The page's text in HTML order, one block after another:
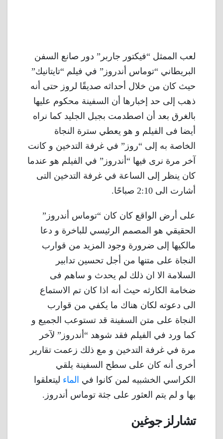
لعب الممثل “فيكتور جاربر” دور صانع السفن
البريطاني “توماس أندروز” في فيلم “تايتانيك”
حيث كان من خلال أحداثه صديقًا لروز حتى أنه
ذهب إلى حد إخبارها أن السفينة محكوم عليها
بالغرق بعد أن اصطدمت بجبل الجليد كما نراه
أيضا فى الفيلم و هو يعطي سترة النجاة
الخاصة به إلى “روز” في غرفة التدخين و كانت
آخر مرة نرى فيها “أندروز” في الفيلم هو عندما
كان ينظر إلى الساعة في غرفة التدخين التى
أشارت الى 2:10 صباحًا.
على أرض الواقع كان كان “توماس أندروز”
الحقيقي هو المصمم الرئيسي للباخرة و دعا
مالكيها إلى ضرورة وجود المزيد من قوارب
النجاة على متنها من أجل تحسين تدابير
السلامة الا ان ذلك لم يحدث و ساهم فى
ضخامة الكارثه حيث أنه اذا كان تم الاستماع
الى دعوته لكان هناك ما يكفي من قوارب
النجاة على متن السفينة قد تستوعب الجميع و
كما ورد في الفيلم فقد شوهد “أندروز” لآخر
مرة في غرفة التدخين و مع ذلك زعمت تقارير
أخرى أنه كان على سطح السفينة يلقي
الكراسي الخشبيه لمن كانوا في الماء ليتعلقوا
بها و لم يتم العثور على جثة توماس أندروز.
تشارلز جوغين